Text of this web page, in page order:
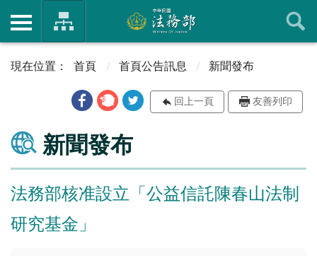
首頁 首頁公告訊息 新聞發布
回上一頁 友善列印
新聞發布
法務部核准設立「公益信託陳春山法制
研究基金」